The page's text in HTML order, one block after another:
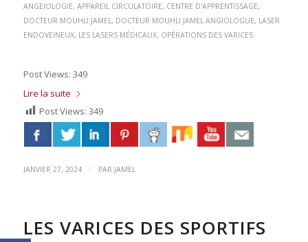
ANGEIOLOGIE, APPAREIL CIRCULATOIRE, CENTRE D'APPRENTISSAGE,
DOCTEUR MOUHLI JAMEL , DOCTEUR MOUHLI JAMEL ANGIOLOGUE, LASER
ENDOVEINEUX, LES LASERS MÉDICAUX, OPÉRATIONS DES VARICES
Post Views: 349
Lire la suite
Post Views: 349
JANVIER 27, 2024 / PAR JAMEL
LES VARICES DES SPORTIFS